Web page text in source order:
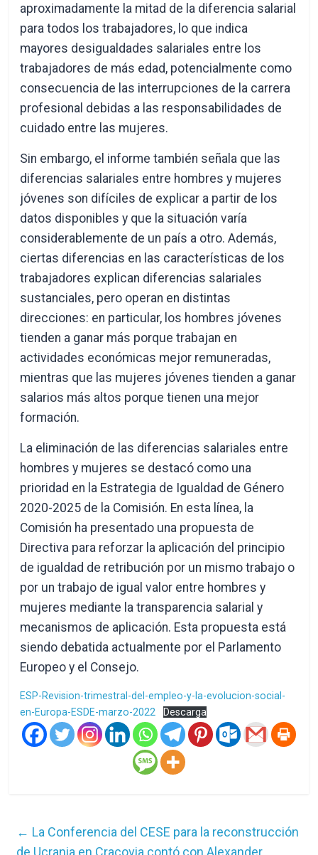
aproximadamente la mitad de la diferencia salarial
para todos los trabajadores, lo que indica
mayores desigualdades salariales entre los
trabajadores de más edad, potencialmente como
consecuencia de las interrupciones de la carrera
profesional debidas a las responsabilidades de
cuidado entre las mujeres.
Sin embargo, el informe también señala que las
diferencias salariales entre hombres y mujeres
jóvenes son difíciles de explicar a partir de los
datos disponibles y que la situación varía
considerablemente de un país a otro. Además,
ciertas diferencias en las características de los
trabajadores explican diferencias salariales
sustanciales, pero operan en distintas
direcciones: en particular, los hombres jóvenes
tienden a ganar más porque trabajan en
actividades económicas mejor remuneradas,
mientras que las mujeres jóvenes tienden a ganar
salarios más altos porque tienen una mejor
formación.
La eliminación de las diferencias salariales entre
hombres y mujeres se destacó como una
prioridad en la Estrategia de Igualdad de Género
2020-2025 de la Comisión. En esta línea, la
Comisión ha presentado una propuesta de
Directiva para reforzar la aplicación del principio
de igualdad de retribución por un mismo trabajo o
por un trabajo de igual valor entre hombres y
mujeres mediante la transparencia salarial y
mecanismos de aplicación. Esta propuesta está
siendo debatida actualmente por el Parlamento
Europeo y el Consejo.
ESP-Revision-trimestral-del-empleo-y-la-evolucion-social-
en-Europa-ESDE-marzo-2022
Descarga
← La Conferencia del CESE para la reconstrucción
de Ucrania en Cracovia contó con Alexander